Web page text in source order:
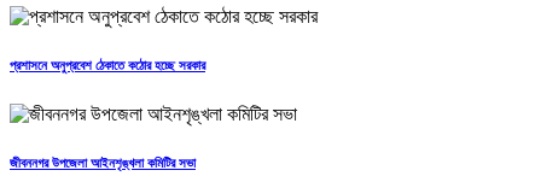
প্রশাসনে অনুপ্রবেশ ঠেকাতে কঠোর হচ্ছে সরকার
জীবননগর উপজেলা আইনশৃঙ্খলা কমিটির সভা